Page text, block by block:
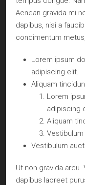
Aenean gravida mi
dapibus, nisi a
condimentum
Lorem ipsum
adipiscing elit.
Aliquam
Lorem
adipiscing
Aliquam
Vestibulum
Ut non gravida arcu.
dapibus laoreet